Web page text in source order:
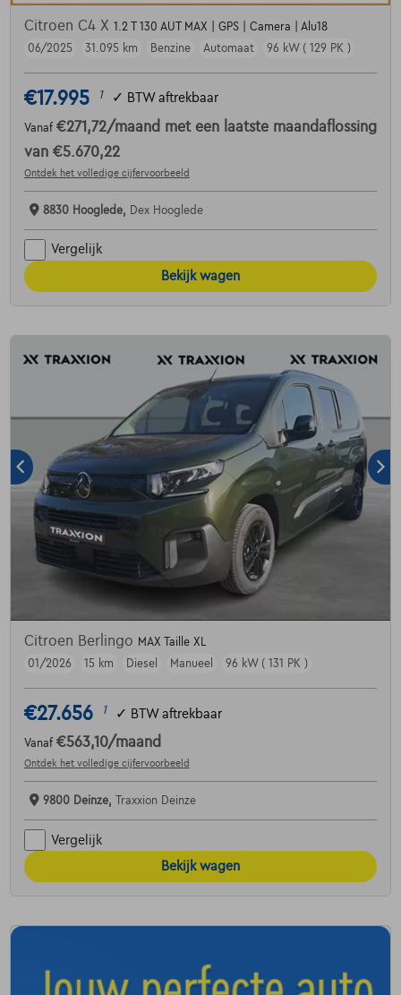
Citroen C4 X 1.2 T 130 AUT MAX | GPS | Camera | Alu18
06/2025
31.095 km Benzine Automaat 96 kW ( 129 PK )
€17.995 1 ✓ BTW aftrekbaar
Vanaf €271,72/maand met een laatste maandaflossing
van €5.670,22
Ontdek het volledige cijfervoorbeeld
8830 Hooglede, Dex Hooglede
Vergelijk
Bekijk wagen
Citroen Berlingo MAX Taille XL
01/2026
15 km Diesel Manueel 96 kW ( 131 PK )
€27.656 1 ✓ BTW aftrekbaar
Vanaf €563,10/maand
Ontdek het volledige cijfervoorbeeld
9800 Deinze, Traxxion Deinze
Vergelijk
Bekijk wagen